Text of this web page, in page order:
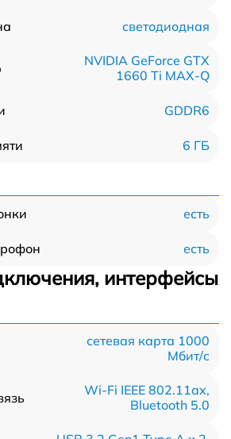
светодиодная
NVIDIA GeForce GTX
1660 Ti MAX-Q
GDDR6
6 ГБ
есть
есть
интерфейсы
сетевая карта 1000
Мбит/c
Wi-Fi IEEE 802.11ax,
Bluetooth 5.0